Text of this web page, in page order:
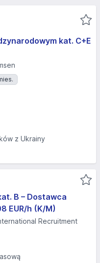
kat. C+E
z Ukrainy
B – Dostawca
EUR/h (K/M)
Recruitment